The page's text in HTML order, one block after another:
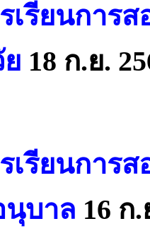
เรียนการ
18 ก.ย.
เรียนการ
นุบาล 16 ก.